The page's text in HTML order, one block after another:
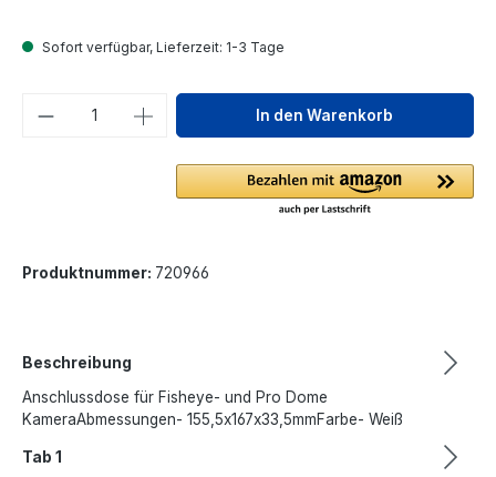
Sofort verfügbar, Lieferzeit: 1-3 Tage
Produkt Anzahl: Gib denIn den Warenkorb
Produktnummer: 720966
Beschreibung
Anschlussdose für Fisheye- und Pro Dome
KameraAbmessungen- 155,5x167x33,5mmFarbe- Weiß
Tab 1